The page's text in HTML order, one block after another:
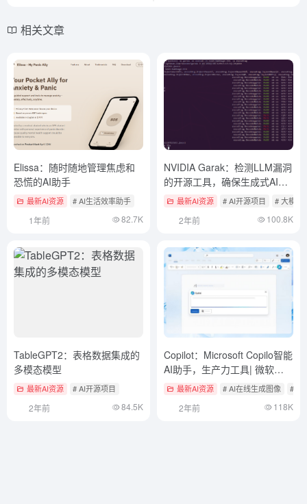
相关文章
Elissa：随时随地管理焦虑和
恐慌的AI助手
最新AI资源 # AI生活效率助手
1年前 82.7K
NVIDIA Garak：检测LLM漏洞
的开源工具，确保生成式AI的
安全性
最新AI资源 # AI开源项目 # 大模型
2年前 100.8K
TableGPT2：表格数据集成的
多模态模型
最新AI资源 # AI开源项目
2年前 84.5K
Copilot：Microsoft Copilo智能
AI助手，生产力工具| 微软
Copilo国内访问
最新AI资源 # AI在线生成图像 # AI
2年前 118K